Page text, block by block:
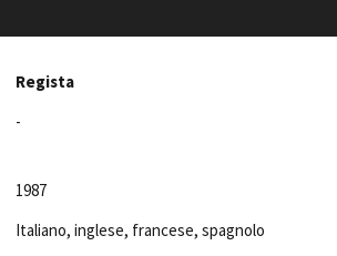
Fondazione
Regista
-
1987
Italiano, inglese, francese, spagnolo